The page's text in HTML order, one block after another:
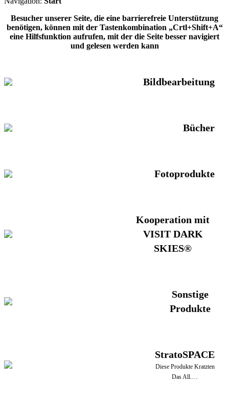
Besucher unserer Seite, die eine barrierefreie Unterstützung
benötigen, können mit der Tastenkombination „Crtl+Shift+A“
eine Hilfsfunktion aufrufen, mit der die Seite besser navigiert
und gelesen werden kann
Bildbearbeitung
Bücher
Fotoprodukte
Kooperation mit
VISIT DARK
SKIES®
Sonstige
Produkte
StratoSPACE
Diese Produkte Kratzten
Das All.…